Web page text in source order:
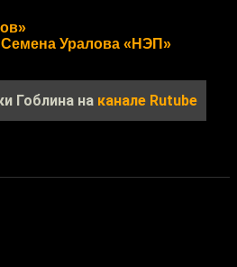
Семена Уралова «НЭП»
Гоблина на канале Rutube